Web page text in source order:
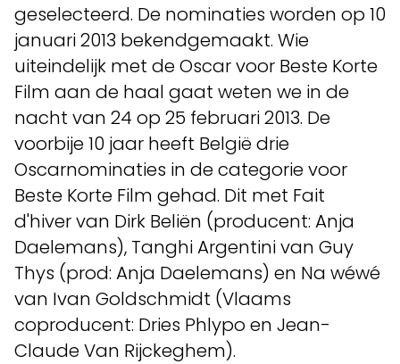
geselecteerd. De nominaties worden op 10
januari 2013 bekendgemaakt. Wie
uiteindelijk met de Oscar voor Beste Korte
Film aan de haal gaat weten we in de
nacht van 24 op 25 februari 2013. De
voorbije 10 jaar heeft België drie
Oscarnominaties in de categorie voor
Beste Korte Film gehad. Dit met Fait
d'hiver van Dirk Beliën (producent: Anja
Daelemans), Tanghi Argentini van Guy
Thys (prod: Anja Daelemans) en Na wéwé
van Ivan Goldschmidt (Vlaams
coproducent: Dries Phlypo en Jean-
Claude Van Rijckeghem).